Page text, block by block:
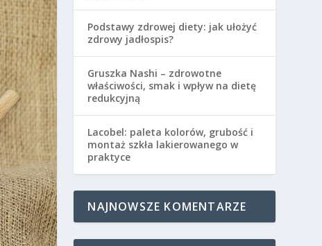
Podstawy zdrowej diety: jak ułożyć
zdrowy jadłospis?
Gruszka Nashi – zdrowotne
właściwości, smak i wpływ na dietę
redukcyjną
Lacobel: paleta kolorów, grubość i
montaż szkła lakierowanego w
praktyce
NAJNOWSZE KOMENTARZE